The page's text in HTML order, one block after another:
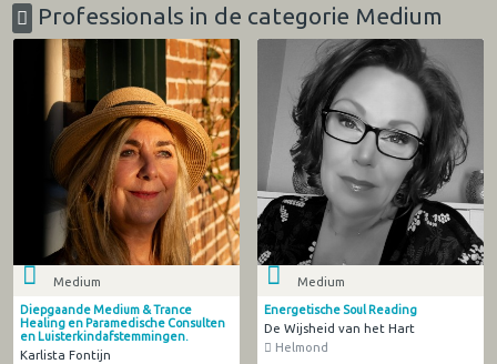
Professionals in de categorie Medium
Medium
Diepgaande Medium & Trance
Healing en Paramedische Consulten
en Luisterkindafstemmingen.
Karlista Fontijn
Medium
Energetische Soul Reading
De Wijsheid van het Hart
Helmond